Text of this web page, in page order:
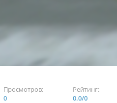
Просмотров:
0
Рейтинг:
0.0/0